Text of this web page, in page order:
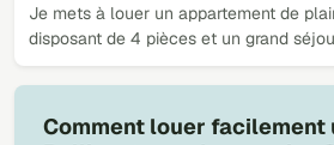
Je mets à louer un appartement de
disposant de 4 pièces et un grand
Comment louer facilement